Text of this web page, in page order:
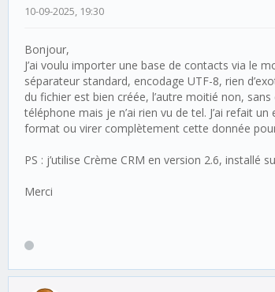
10-09-2025, 19:30
Bonjour,
J’ai voulu importer une base de contacts via le
séparateur standard, encodage UTF-8, rien
du fichier est bien créée, l’autre moitié non, sans
téléphone mais je n’ai rien vu de tel. J’ai refait
format ou virer complètement cette donnée
PS : j’utilise Crème CRM en version 2.6, installé
Merci